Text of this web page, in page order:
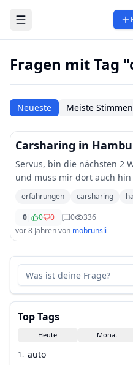
Zum Hauptinhalt springen
Fragen mit Tag
Neueste Meiste Stimmen
Carsharing in
Servus, bin die nächsten 2 Wochen beruflich in Hamburg
und muss mir dort auch
ausleihen. Werde wohl am
Carsharing-Anbieter
erfahrungen carsharing
0| 0 0 0
336
vor 8 Jahrenvon mobrunsli
Top Tags
Heute Monat
1. auto